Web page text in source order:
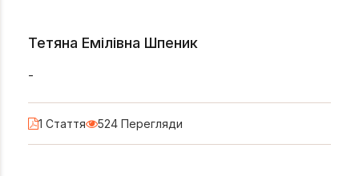
Тетяна Емілівна Шпеник
-
1 Стаття 524 Перегляди